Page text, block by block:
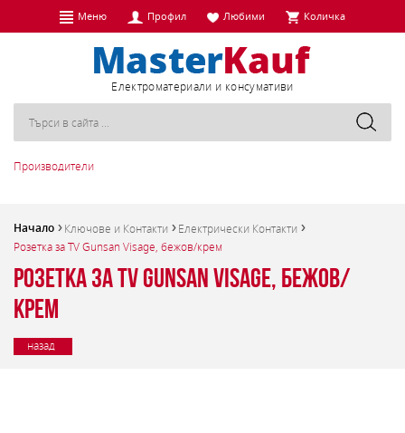
Меню Профил Любими Количка
Eлектроматериали и консумативи
Производители
Начало Ключове и Контакти
Електрически Контакти
Розетка за TV Gunsan Visage, бежов/крем
Розетка за TV Gunsan Visage, бежов/
крем
назад